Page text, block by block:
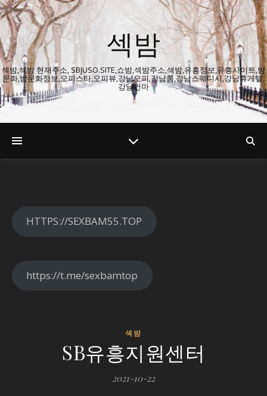
섹밤
섹밤,섹밤 현재주소, SBJUSO.SITE,쇼밤,섹밤주소,색밤,유흥정보,유흥사이트,밤
문화,밤문화정보,오피스타,오피뷰,강남오피,강남룸,강남스웨디시,강남휴게텔,
강남건마
HTTPS://SEXBAM55.TOP
https://t.me/sexbamtop
섹밤
SB유흥지원센터
2021-10-22